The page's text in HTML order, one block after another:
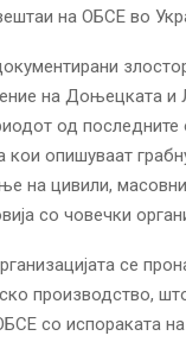
на ОБСЕ во
на Доњецката и
од последните
кои опишуваат
на цивили,
со човечки
се
производство,
со испораката